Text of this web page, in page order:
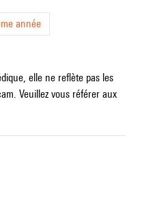
année
elle ne reflète pas les
Veuillez vous référer aux